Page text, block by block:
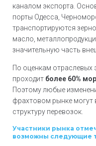
каналом экспорта.
порты Одесса,
транспортируются
масло,
значительную часть
По оценкам отраслевых
проходит более 60%
Поэтому любые
фрахтовом рынке могут
структуру перевозок.
Участники рынка
возможны следующие